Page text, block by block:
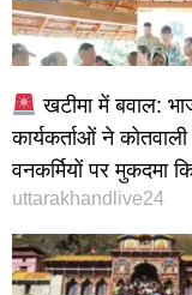
खटीमा में बवाल:
कार्यकर्ताओं ने
वनकर्मियों पर मुकदमा
uttarakhandlive24